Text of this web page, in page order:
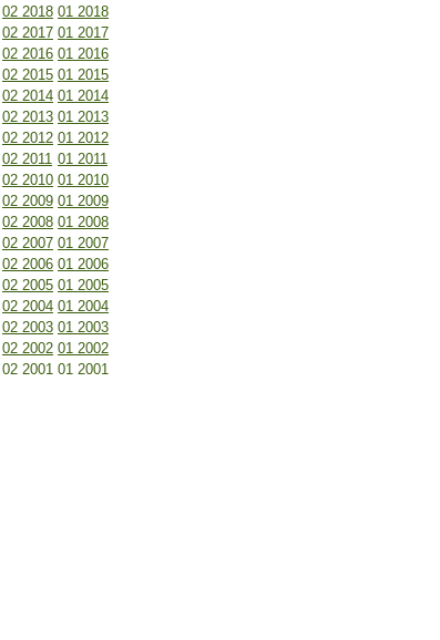
02 2018 01 2018
02 2017 01 2017
02 2016 01 2016
02 2015 01 2015
02 2014 01 2014
02 2013 01 2013
02 2012 01 2012
02 2011 01 2011
02 2010 01 2010
02 2009 01 2009
02 2008 01 2008
02 2007 01 2007
02 2006 01 2006
02 2005 01 2005
02 2004 01 2004
02 2003 01 2003
02 2002 01 2002
02 2001 01 2001